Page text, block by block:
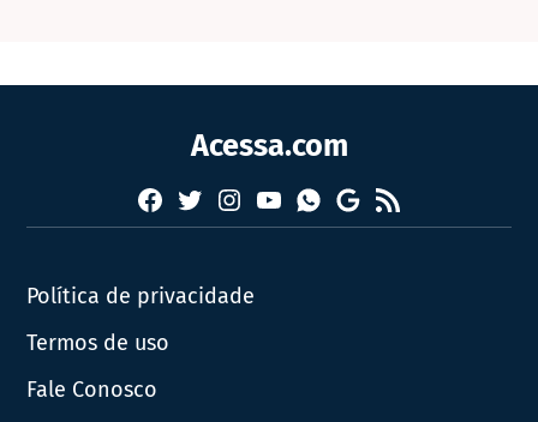
Acessa.com
Facebook
TwitterInstagram
YouTubeWhatsapp
Google
News
RSS
Política de privacidade
Termos de uso
Fale Conosco